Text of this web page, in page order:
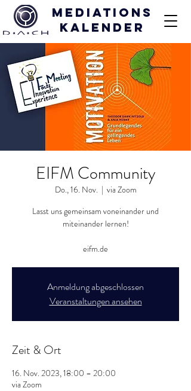
Mediations
kalender
EIFM Community
Do., 16. Nov.
  |
via Zoom
Lasst uns gemeinsam voneinander und
miteinander lernen!
eifm.de
Anmeldung abgeschlossen
Veranstaltungen ansehen
Zeit & Ort
16. Nov. 2023, 18:00 – 20:00
via Zoom